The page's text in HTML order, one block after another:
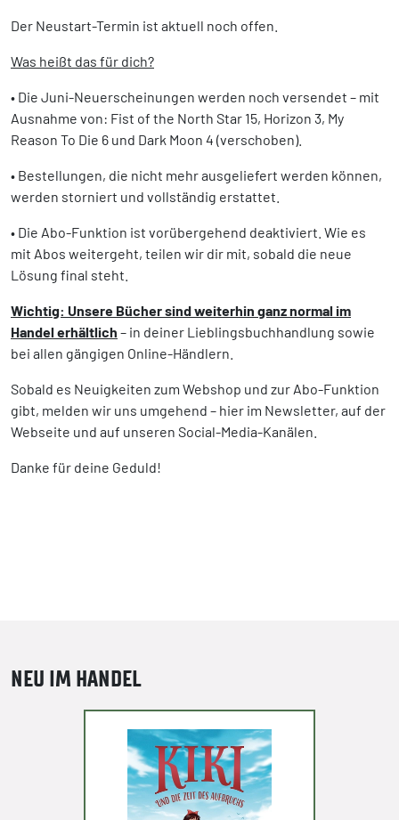
Der Neustart-Termin ist aktuell noch offen.
Was heißt das für dich?
• Die Juni-Neuerscheinungen werden noch versendet – mit
Ausnahme von: Fist of the North Star 15, Horizon 3, My
Reason To Die 6 und Dark Moon 4 (verschoben).
• Bestellungen, die nicht mehr ausgeliefert werden können,
werden storniert und vollständig erstattet.
• Die Abo-Funktion ist vorübergehend deaktiviert. Wie es
mit Abos weitergeht, teilen wir dir mit, sobald die neue
Lösung final steht.
Wichtig: Unsere Bücher sind weiterhin ganz normal im
Handel erhältlich – in deiner Lieblingsbuchhandlung sowie
bei allen gängigen Online-Händlern.
Sobald es Neuigkeiten zum Webshop und zur Abo-Funktion
gibt, melden wir uns umgehend – hier im Newsletter, auf der
Webseite und auf unseren Social-Media-Kanälen.
Danke für deine Geduld!
NEU IM HANDEL